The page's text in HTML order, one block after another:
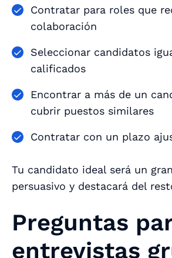
Contratar para roles que
colaboración
Seleccionar candidatos
calificados
Encontrar a más de un
cubrir puestos similares
Contratar con un plazo
Tu candidato ideal será un
persuasivo y destacará del
Preguntas
entrevistas